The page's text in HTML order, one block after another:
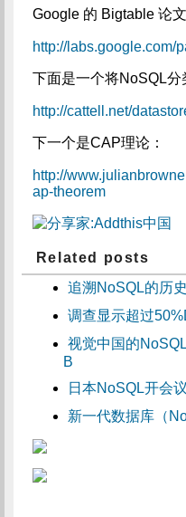
Google 的 Bigtable 论文
http://labs.google.com/
下面是一个将NoSQL分
http://cattell.net/
下一个是CAP理论：
http://
ap-theorem
Related posts
追溯NoSQL的历史
调查显示超过
视觉中国的
B
日本NoSQL开会
新一代数据库（